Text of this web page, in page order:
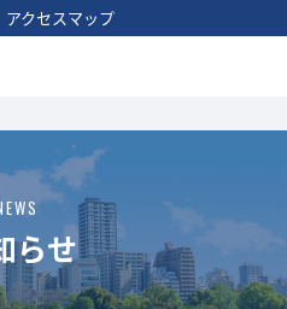
アクセスマップ
らせ